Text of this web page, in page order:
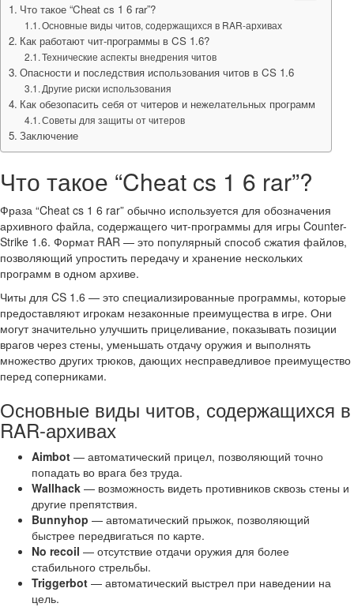
Что такое “Cheat cs 1 6 rar”?
Основные виды читов, содержащихся в RAR-архивах
Как работают чит-программы в CS 1.6?
Технические аспекты внедрения читов
Опасности и последствия использования читов в CS 1.6
Другие риски использования
Как обезопасить себя от читеров и нежелательных программ
Советы для защиты от читеров
Заключение
Что такое “Cheat cs 1 6 rar”?
Фраза “Cheat cs 1 6 rar” обычно используется для обозначения
архивного файла, содержащего чит-программы для игры Counter-
Strike 1.6. Формат RAR — это популярный способ сжатия файлов,
позволяющий упростить передачу и хранение нескольких
программ в одном архиве.
Читы для CS 1.6 — это специализированные программы, которые
предоставляют игрокам незаконные преимущества в игре. Они
могут значительно улучшить прицеливание, показывать позиции
врагов через стены, уменьшать отдачу оружия и выполнять
множество других трюков, дающих несправедливое преимущество
перед соперниками.
Основные виды читов, содержащихся в
RAR-архивах
Aimbot — автоматический прицел, позволяющий точно
попадать во врага без труда.
Wallhack — возможность видеть противников сквозь стены и
другие препятствия.
Bunnyhop — автоматический прыжок, позволяющий
быстрее передвигаться по карте.
No recoil — отсутствие отдачи оружия для более
стабильного стрельбы.
Triggerbot — автоматический выстрел при наведении на
цель.